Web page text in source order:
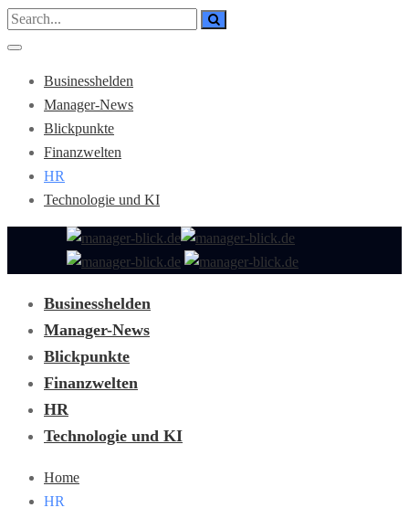
Businesshelden
Manager-News
Blickpunkte
Finanzwelten
HR
Technologie und KI
Businesshelden
Manager-News
Blickpunkte
Finanzwelten
HR
Technologie und KI
Home
HR